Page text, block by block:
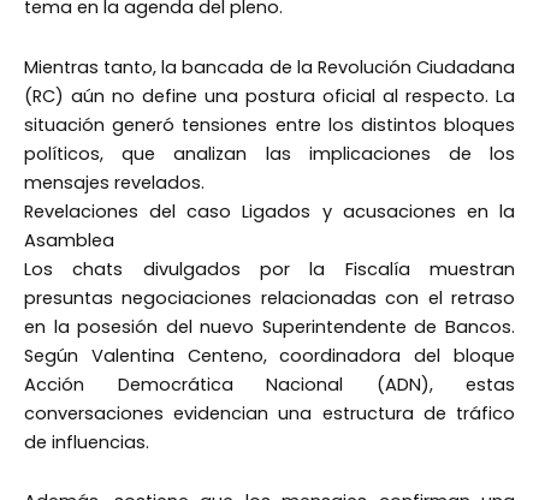
tema en la agenda del pleno.
Mientras tanto, la bancada de la Revolución Ciudadana
(RC) aún no define una postura oficial al respecto. La
situación generó tensiones entre los distintos bloques
políticos, que analizan las implicaciones de los
mensajes revelados.
Revelaciones del caso Ligados y acusaciones en la
Asamblea
Los chats divulgados por la Fiscalía muestran
presuntas negociaciones relacionadas con el retraso
en la posesión del nuevo Superintendente de Bancos.
Según Valentina Centeno, coordinadora del bloque
Acción Democrática Nacional (ADN), estas
conversaciones evidencian una estructura de tráfico
de influencias.